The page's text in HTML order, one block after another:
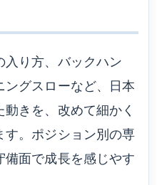
入り方、バックハン
ングスローなど、日本
きを、改めて細かく
。ポジション別の専
面で成長を感じやす